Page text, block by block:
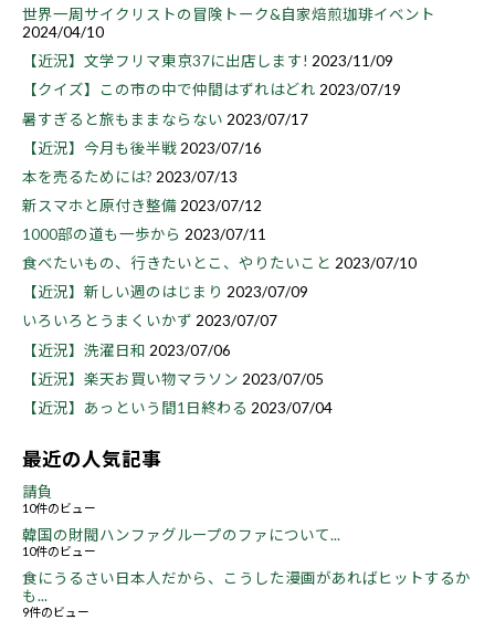
世界一周サイクリストの冒険トーク&自家焙煎珈琲イベント
2024/04/10
【近況】文学フリマ東京37に出店します! 2023/11/09
【クイズ】この市の中で仲間はずれはどれ 2023/07/19
暑すぎると旅もままならない 2023/07/17
【近況】今月も後半戦 2023/07/16
本を売るためには? 2023/07/13
新スマホと原付き整備 2023/07/12
1000部の道も一歩から 2023/07/11
食べたいもの、行きたいとこ、やりたいこと 2023/07/10
【近況】新しい週のはじまり 2023/07/09
いろいろとうまくいかず 2023/07/07
【近況】洗濯日和 2023/07/06
【近況】楽天お買い物マラソン 2023/07/05
【近況】あっという間1日終わる 2023/07/04
最近の人気記事
請負
10件のビュー
韓国の財閥ハンファグループのファについて...
10件のビュー
食にうるさい日本人だから、こうした漫画があればヒットするか
も...
9件のビュー